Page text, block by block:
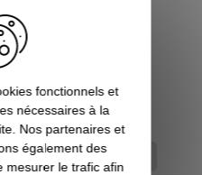
€
Browning
Idées cadeaux
fonctionnels et
nécessaires à la
Nos partenaires et
également des
mesurer le trafic afin